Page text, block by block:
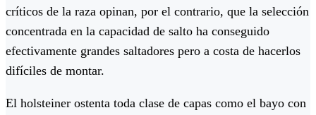
críticos de la raza opinan, por el contrario, que la selección
concentrada en la capacidad de salto ha conseguido
efectivamente grandes saltadores pero a costa de hacerlos
difíciles de montar.
El holsteiner ostenta toda clase de capas como el bayo con